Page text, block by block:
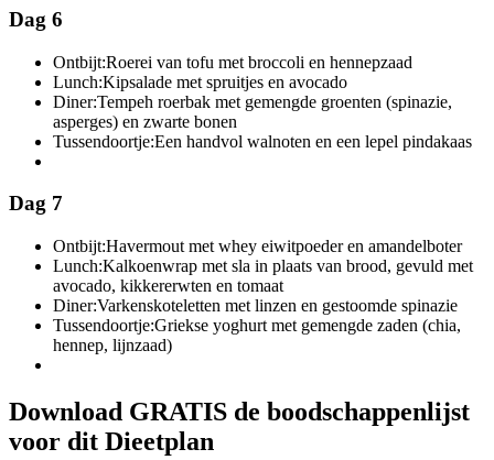
Dag 6
Ontbijt:Roerei van tofu met broccoli en hennepzaad
Lunch:Kipsalade met spruitjes en avocado
Diner:Tempeh roerbak met gemengde groenten (spinazie,
asperges) en zwarte bonen
Tussendoortje:Een handvol walnoten en een lepel pindakaas
Dag 7
Ontbijt:Havermout met whey eiwitpoeder en amandelboter
Lunch:Kalkoenwrap met sla in plaats van brood, gevuld met
avocado, kikkererwten en tomaat
Diner:Varkenskoteletten met linzen en gestoomde spinazie
Tussendoortje:Griekse yoghurt met gemengde zaden (chia,
hennep, lijnzaad)
Download GRATIS de boodschappenlijst
voor dit Dieetplan